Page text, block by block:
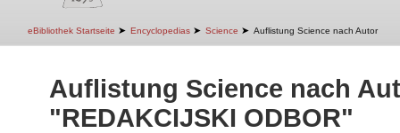
eBibliothek Startseite ➤ Encyclopedias ➤ Science ➤ Auflistung Science nach Autor
Auflistung Science nach
"REDAKCIJSKI ODBOR"